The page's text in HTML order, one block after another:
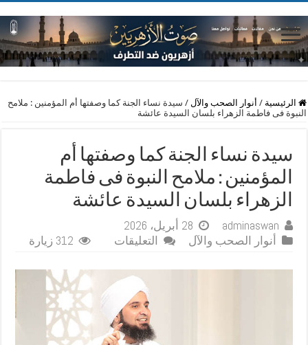
الرئيسية / أنوار الصحب والآل / سيدة نساء الجنة كما وصفتها أم المؤمنين : ملامح
النبوة فى فاطمة الزهراء بلسان السيدة عائشة
سيدة نساء الجنة كما وصفتها أم
المؤمنين : ملامح النبوة فى فاطمة
الزهراء بلسان السيدة عائشة
adminaswan
28 أبريل، 2026
أنوار الصحب والآل
التعليقات
نساء
الجنة
كما
وصفتها
أم
312 زيارة